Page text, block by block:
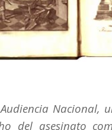
Nacional,
del asesinato